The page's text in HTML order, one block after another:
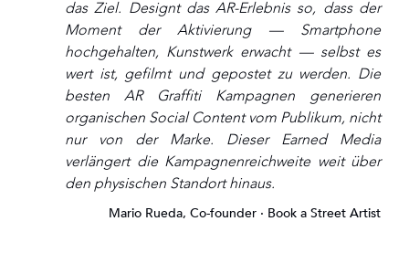
das Ziel. Designt das AR-Erlebnis so, dass der
Moment der Aktivierung — Smartphone
hochgehalten, Kunstwerk erwacht — selbst es
wert ist, gefilmt und gepostet zu werden. Die
besten AR Graffiti Kampagnen generieren
organischen Social Content vom Publikum, nicht
nur von der Marke. Dieser Earned Media
verlängert die Kampagnenreichweite weit über
den physischen Standort hinaus.
Mario Rueda, Co-founder · Book a Street Artist